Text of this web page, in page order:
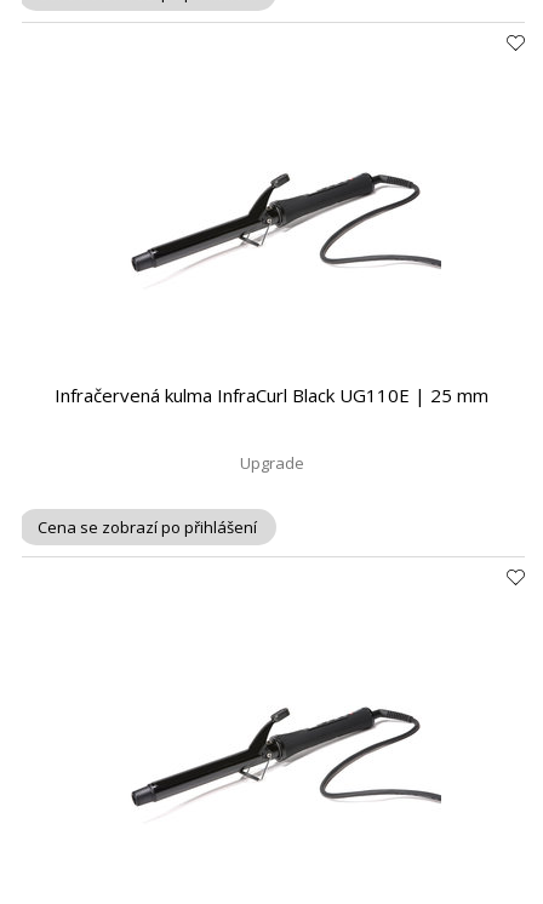
Infračervená kulma InfraCurl Black UG110E | 25 mm
Upgrade
Cena se zobrazí po přihlášení